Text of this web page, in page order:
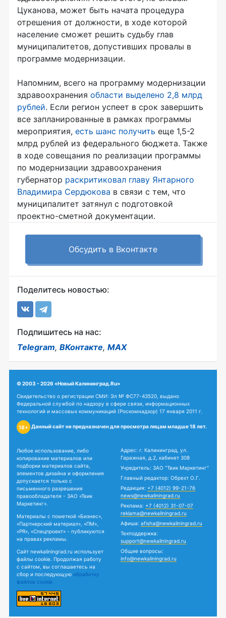
Цуканова, может быть начата процедура
отрешения от должности, в ходе которой
население сможет решить судьбу глав
муниципалитетов, допустивших провалы в
программе модернизации.
Напомним, всего на программу модернизации
здравоохранения области выделено 2,8 млрд
рублей. Если регион успеет в срок завершить
все запланированные в рамках программы
мероприятия, есть шанс получить еще 1,5-2
млрд рублей из федерального бюджета. Также
в ходе совещания по реализации программы
по модернизации здравоохранения
губернатор раскритиковал главу Янтарного
Владимира Сердюкова в связи с тем, что
муниципалитет затянул с подготовкой
проектно-сметной документации.
Обсудить в Вконтакте
Поделитесь новостью:
Подпишитесь на нас:
Telegram, ВКонтакте, MAX
© 2003 - 2026 «Новый Калининград.Ru»
Свидетельство о регистрации СМИ: Эл № ФС77-43520, выдано
Федеральной службой по надзору в сфере связи, информационных
технологий и массовых коммуникаций (Роскомнадзор) 17 января 2011 г.
18+ Данный сайт не предназначен для просмотра лицам младше 18 лет.
Любое использование, либо
копирование материалов или
подборки материалов сайта,
элементов дизайна и оформления
допускается только с
письменного разрешения
правообладателя - ЗАО «Твик
Маркетинг».
Материалы с пометкой «Бизнес»,
«Партнерский материал», «ПМ»,
«PR», «Спецпроект» - публикуются
на правах рекламы.
Сайт newkaliningrad.ru использует
файлы cookie. Продолжая работу
с сайтом, вы соглашаетесь на
сбор и последующую обработку
файлов cookie.
Адрес: г. Калининград, ул.
Гаражная, д.2, кабинет 308
Учредитель: ЗАО "Твик Маркетинг"
Главный редактор: Обрехт О.Г.
Редакция: +7 (4012) 99-21-76
news@newkaliningrad.ru
Реклама: +7 (4012) 31-07-07
reklama@newkaliningrad.ru
Афиша: afisha@newkaliningrad.ru
Техподдержка:
support@newkaliningrad.ru
Общие вопросы:
info@newkaliningrad.ru